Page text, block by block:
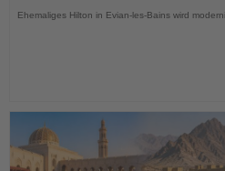
Ehemaliges Hilton in Evian-les-Bains wird